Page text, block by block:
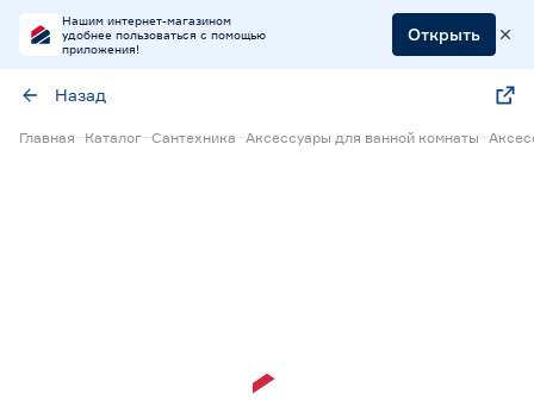
Нашим интернет-магазином
удобнее пользоваться с помощью
приложения!
Открыть
Назад
Главная Каталог Сантехника Аксессуары для ванной комнаты